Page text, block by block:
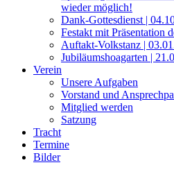
wieder möglich!
Dank-Gottesdienst |
Festakt mit Präsentation
Auftakt-Volkstanz |
Jubiläumshoagarten |
Verein
Unsere Aufgaben
Vorstand und
Mitglied werden
Satzung
Tracht
Termine
Bilder